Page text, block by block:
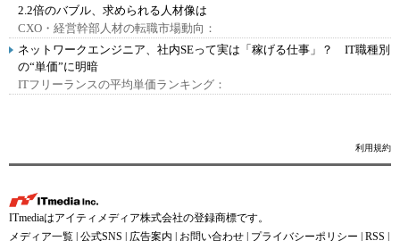
2.2倍のバブル、求められる人材像は
CXO・経営幹部人材の転職市場動向：
ネットワークエンジニア、社内SEって実は「稼げる仕事」？ IT職種別
の“単価”に明暗
ITフリーランスの平均単価ランキング：
利用規約
ITmediaはアイティメディア株式会社の登録商標です。
メディア一覧 公式SNS 広告案内 お問い合わせ プライバシーポリシー RSS